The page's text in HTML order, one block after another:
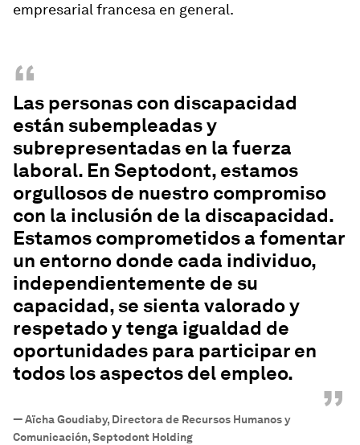
empresarial francesa en general.
“
Las personas con discapacidad
están subempleadas y
subrepresentadas en la fuerza
laboral. En Septodont, estamos
orgullosos de nuestro compromiso
con la inclusión de la discapacidad.
Estamos comprometidos a fomentar
un entorno donde cada individuo,
independientemente de su
capacidad, se sienta valorado y
respetado y tenga igualdad de
oportunidades para participar en
todos los aspectos del empleo.
”
—Aïcha Goudiaby, Directora de Recursos Humanos y
Comunicación, Septodont Holding